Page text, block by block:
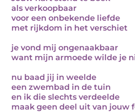
als verkoopbaar
voor een onbekende liefde
met rijkdom in het verschiet
je vond mij ongenaakbaar
want mijn armoede wilde je
nu baad jij in weelde
een zwembad in de tuin
en ik die slechts verdeelde
maak geen deel uit van jouw